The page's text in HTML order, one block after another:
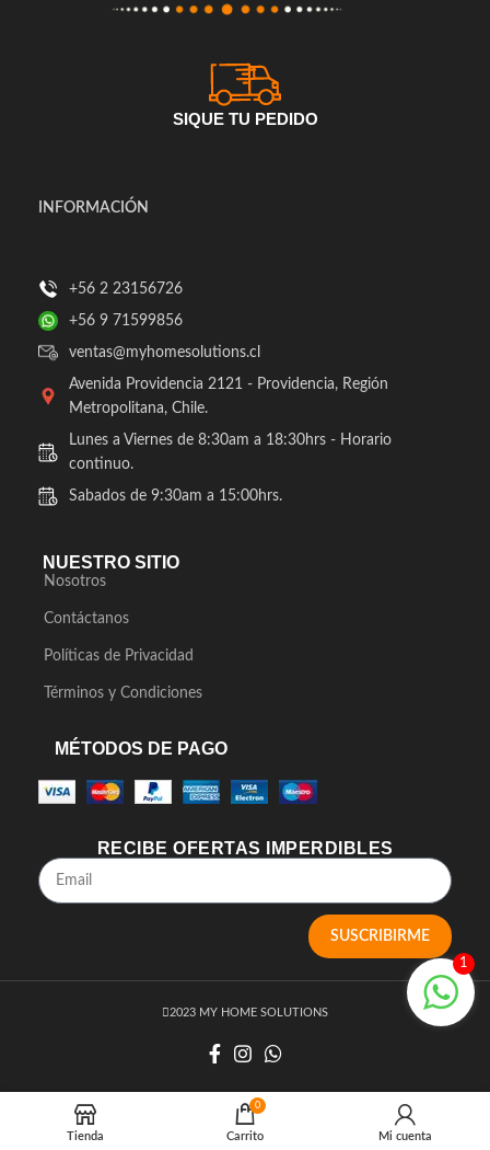
SIQUE TU PEDIDO
INFORMACIÓN
+56 2 23156726
+56 9 71599856
ventas@myhomesolutions.cl
Avenida Providencia 2121 - Providencia, Región
Metropolitana, Chile.
Lunes a Viernes de 8:30am a 18:30hrs - Horario
continuo.
Sabados de 9:30am a 15:00hrs.
NUESTRO SITIO
Nosotros
Contáctanos
Políticas de Privacidad
Términos y Condiciones
MÉTODOS DE PAGO
RECIBE OFERTAS IMPERDIBLES
SUSCRIBIRME
2023 MY HOME SOLUTIONS
1
Tienda
0
Carrito Mi cuenta